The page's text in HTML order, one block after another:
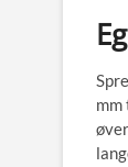
mm